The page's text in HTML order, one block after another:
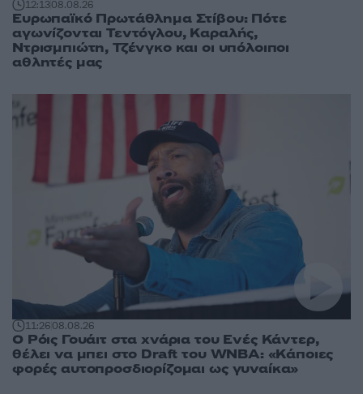
12:1308.08.26
Ευρωπαϊκό Πρωτάθλημα Στίβου: Πότε
αγωνίζονται Τεντόγλου, Καραλής,
Ντρισμπιώτη, Τζένγκο και οι υπόλοιποι
αθλητές μας
11:2608.08.26
Ο Ρόις Γουάιτ στα χνάρια του Ενές Κάντερ,
θέλει να μπει στο Draft του WNBA: «Κάποιες
φορές αυτοπροσδιορίζομαι ως γυναίκα»